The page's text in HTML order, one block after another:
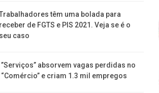
têm uma bolada para
receber de FGTS e PIS 2021. Veja se é o
seu caso
​”Serviços” absorvem vagas perdidas no
“Comércio” e criam 1.3 mil empregos